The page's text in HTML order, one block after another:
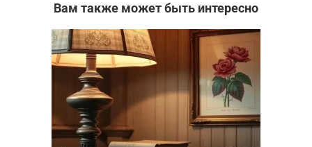
Вам также может быть интересно